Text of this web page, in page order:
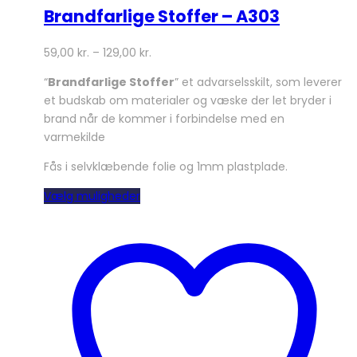
Brandfarlige Stoffer – A303
59,00 kr. – 129,00 kr.
“Brandfarlige Stoffer” et advarselsskilt, som leverer
et budskab om materialer og væske der let bryder i
brand når de kommer i forbindelse med en
varmekilde
Fås i selvklæbende folie og 1mm plastplade.
Vælg mulighederDette
flere
varianter.
Mulighederne